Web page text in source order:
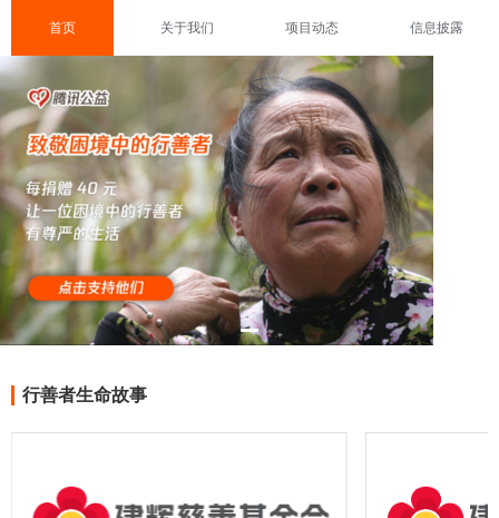
首页 关于我们 项目动态 信息披露
行善者生命故事